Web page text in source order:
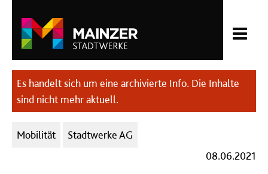
Es handelt sich um eine archivierte Info. Die Inhalte
sind nicht mehr aktuell.
Kategorien:
Mobilität
Stadtwerke AG
08.06.2021